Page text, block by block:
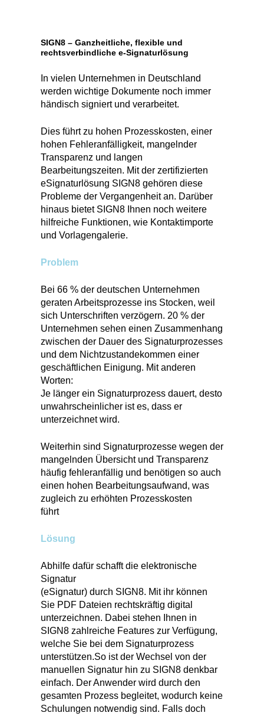
SIGN8 – Ganzheitliche, flexible und
rechtsverbindliche e-Signaturlösung
In vielen Unternehmen in Deutschland
werden wichtige Dokumente noch immer
händisch signiert und verarbeitet.
Dies führt zu hohen Prozesskosten, einer
hohen Fehleranfälligkeit, mangelnder
Transparenz und langen
Bearbeitungszeiten. Mit der zertifizierten
eSignaturlösung SIGN8 gehören diese
Probleme der Vergangenheit an. Darüber
hinaus bietet SIGN8 Ihnen noch weitere
hilfreiche Funktionen, wie Kontaktimporte
und Vorlagengalerie.
Problem
Bei 66 % der deutschen Unternehmen
geraten Arbeitsprozesse ins Stocken, weil
sich Unterschriften verzögern. 20 % der
Unternehmen sehen einen Zusammenhang
zwischen der Dauer des Signaturprozesses
und dem Nichtzustandekommen einer
geschäftlichen Einigung. Mit anderen
Worten:
Je länger ein Signaturprozess dauert, desto
unwahrscheinlicher ist es, dass er
unterzeichnet wird.
Weiterhin sind Signaturprozesse wegen der
mangelnden Übersicht und Transparenz
häufig fehleranfällig und benötigen so auch
einen hohen Bearbeitungsaufwand, was
zugleich zu erhöhten Prozesskosten
führt
Lösung
Abhilfe dafür schafft die elektronische
Signatur
(eSignatur) durch SIGN8. Mit ihr können
Sie PDF Dateien rechtskräftig digital
unterzeichnen. Dabei stehen Ihnen in
SIGN8 zahlreiche Features zur Verfügung,
welche Sie bei dem Signaturprozess
unterstützen.So ist der Wechsel von der
manuellen Signatur hin zu SIGN8 denkbar
einfach. Der Anwender wird durch den
gesamten Prozess begleitet, wodurch keine
Schulungen notwendig sind. Falls doch